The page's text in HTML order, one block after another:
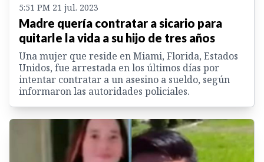
5:51 PM 21 jul. 2023
Madre quería contratar a sicario para
quitarle la vida a su hijo de tres años
Una mujer que reside en Miami, Florida, Estados
Unidos, fue arrestada en los últimos días por
intentar contratar a un asesino a sueldo, según
informaron las autoridades policiales.